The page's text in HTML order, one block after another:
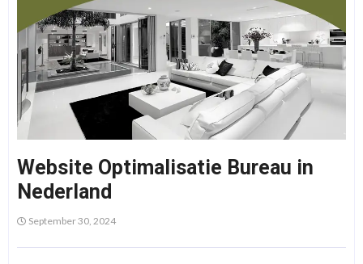
Website Optimalisatie Bureau in
Nederland
September 30, 2024